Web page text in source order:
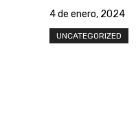
4 de enero, 2024
UNCATEGORIZED